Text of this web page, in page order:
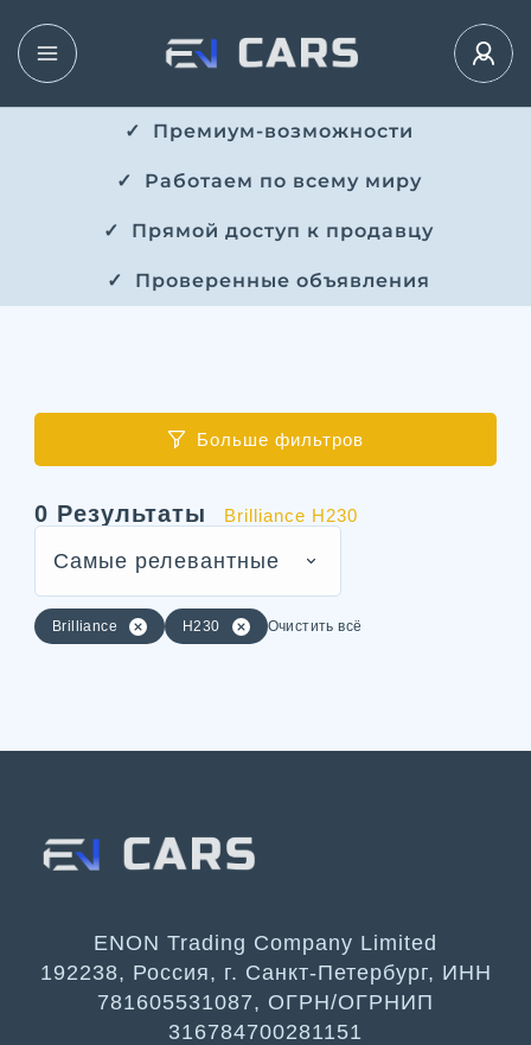
✓ ​​ Премиум-возможности
✓ ​ Работаем по всему миру
✓ ​ Прямой доступ к продавцу
✓ ​ Проверенные объявления
Больше фильтров
0 Результаты Brilliance H230
Самые релевантные
Brilliance H230 Очистить всё
ENON Trading Company Limited
192238, Россия, г. Санкт-Петербург, ИНН
781605531087, ОГРН/ОГРНИП
316784700281151